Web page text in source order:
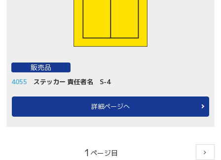
販売品
4055 ステッカー 責任者名 S-4
詳細ページへ
1